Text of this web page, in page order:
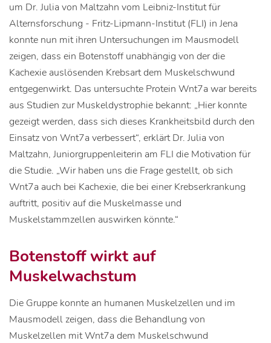
um Dr. Julia von Maltzahn vom Leibniz-Institut für
Alternsforschung - Fritz-Lipmann-Institut (FLI) in Jena
konnte nun mit ihren Untersuchungen im Mausmodell
zeigen, dass ein Botenstoff unabhängig von der die
Kachexie auslösenden Krebsart dem Muskelschwund
entgegenwirkt. Das untersuchte Protein Wnt7a war bereits
aus Studien zur Muskeldystrophie bekannt: „Hier konnte
gezeigt werden, dass sich dieses Krankheitsbild durch den
Einsatz von Wnt7a verbessert“, erklärt Dr. Julia von
Maltzahn, Juniorgruppenleiterin am FLI die Motivation für
die Studie. „Wir haben uns die Frage gestellt, ob sich
Wnt7a auch bei Kachexie, die bei einer Krebserkrankung
auftritt, positiv auf die Muskelmasse und
Muskelstammzellen auswirken könnte.“
Botenstoff wirkt auf
Muskelwachstum
Die Gruppe konnte an humanen Muskelzellen und im
Mausmodell zeigen, dass die Behandlung von
Muskelzellen mit Wnt7a dem Muskelschwund